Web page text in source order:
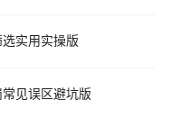
实用实操版
见误区避坑版